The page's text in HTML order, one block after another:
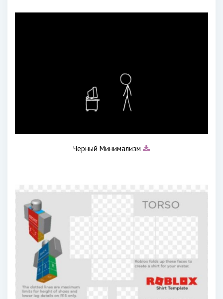
Черный Минимализм